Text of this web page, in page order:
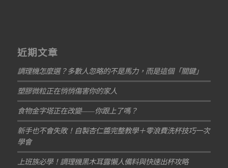
近期文章
調理機怎麼選？多數人忽略的不是馬力，而是這個「關鍵」
塑膠微粒正在悄悄傷害你的家人
食物金字塔正在改變——你跟上了嗎？
新手也不會失敗！自製杏仁醬完整教學＋零浪費洗杯技巧一次
學會
上班族必學！調理機黑木耳露懶人備料與快速出杯攻略